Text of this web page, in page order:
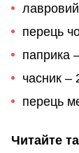
перець
паприка
часник –
перець
Читайте